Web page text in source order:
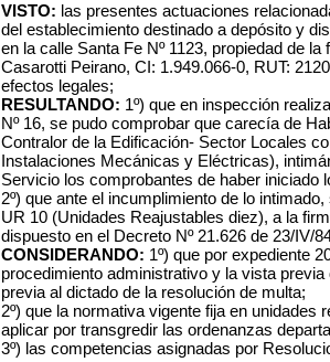
VISTO: las presentes actuaciones
del establecimiento destinado a depósito y
en la calle Santa Fe Nº 1123, propiedad de
Casarotti Peirano, CI: 1.949.066-0, RUT:
efectos legales;
RESULTANDO: 1º) que en inspección
Nº 16, se pudo comprobar que carecía de
Contralor de la Edificación- Sector Locales
Instalaciones Mecánicas y Eléctricas),
Servicio los comprobantes de haber iniciado
2º) que ante el incumplimiento de lo
UR 10 (Unidades Reajustables diez), a la
dispuesto en el Decreto Nº 21.626 de 23/IV/
CONSIDERANDO: 1º) que por expediente
procedimiento administrativo y la vista
previa al dictado de la resolución de multa;
2º) que la normativa vigente fija en
aplicar por transgredir las ordenanzas
3º) las competencias asignadas por